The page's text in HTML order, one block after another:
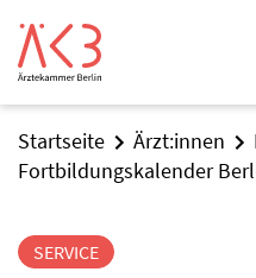
Startseite Ärzt:innen
Fortbildungskalender
SERVICE